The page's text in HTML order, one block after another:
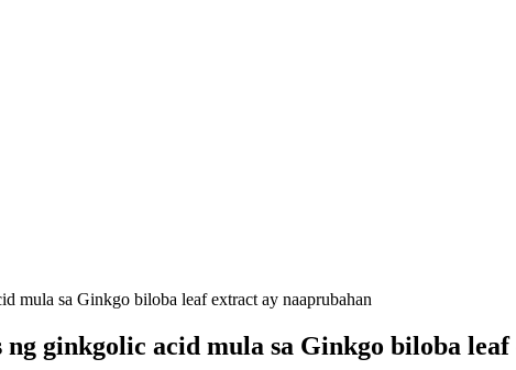
ginkgolic acid mula sa Ginkgo biloba